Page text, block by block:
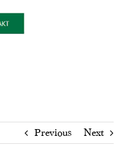
Previous Next